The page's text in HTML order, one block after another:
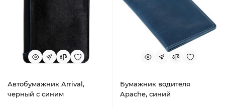
Автобумажник Arrival,
черный с синим
Бумажник водителя
Apache, синий